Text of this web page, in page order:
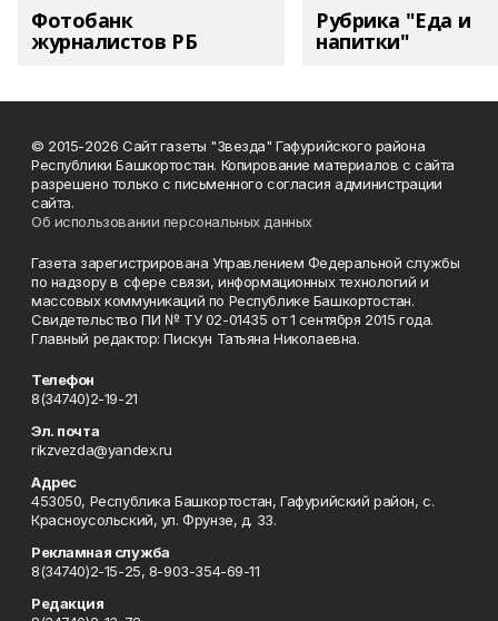
Фотобанк
журналистов РБ
Рубрика "Еда и
напитки"
© 2015-2026 Сайт газеты "Звезда" Гафурийского района
Республики Башкортостан. Копирование материалов с сайта
разрешено только с письменного согласия администрации
сайта.
Об использовании персональных данных
Газета зарегистрирована Управлением Федеральной службы
по надзору в сфере связи, информационных технологий и
массовых коммуникаций по Республике Башкортостан.
Свидетельство ПИ № ТУ 02-01435 от 1 сентября 2015 года.
Главный редактор: Пискун Татьяна Николаевна.
Телефон
8(34740)2-19-21
Эл. почта
rikzvezda@yandex.ru
Адрес
453050, Республика Башкортостан, Гафурийский район, с.
Красноусольский, ул. Фрунзе, д. 33.
Рекламная служба
8(34740)2-15-25, 8-903-354-69-11
Редакция